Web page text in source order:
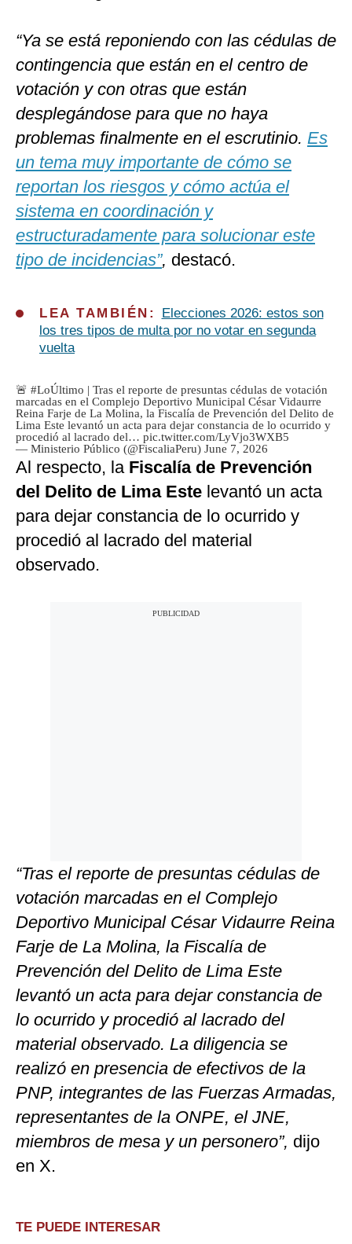
“Ya se está reponiendo con las cédulas de
contingencia que están en el centro de
votación y con otras que están
desplegándose para que no haya
problemas finalmente en el escrutinio. Es
un tema muy importante de cómo se
reportan los riesgos y cómo actúa el
sistema en coordinación y
estructuradamente para solucionar este
tipo de incidencias”, destacó.
LEA TAMBIÉN:
Elecciones 2026: estos son
los tres tipos de multa por no votar en segunda
vuelta
🚨 #LoÚltimo | Tras el reporte de presuntas cédulas de votación
marcadas en el Complejo Deportivo Municipal César Vidaurre
Reina Farje de La Molina, la Fiscalía de Prevención del Delito de
Lima Este levantó un acta para dejar constancia de lo ocurrido y
procedió al lacrado del… pic.twitter.com/LyVjo3WXB5
— Ministerio Público (@FiscaliaPeru) June 7, 2026
Al respecto, la Fiscalía de Prevención
del Delito de Lima Este levantó un acta
para dejar constancia de lo ocurrido y
procedió al lacrado del material
observado.
“Tras el reporte de presuntas cédulas de
votación marcadas en el Complejo
Deportivo Municipal César Vidaurre Reina
Farje de La Molina, la Fiscalía de
Prevención del Delito de Lima Este
levantó un acta para dejar constancia de
lo ocurrido y procedió al lacrado del
material observado. La diligencia se
realizó en presencia de efectivos de la
PNP, integrantes de las Fuerzas Armadas,
representantes de la ONPE, el JNE,
miembros de mesa y un personero”, dijo
en X.
TE PUEDE INTERESAR